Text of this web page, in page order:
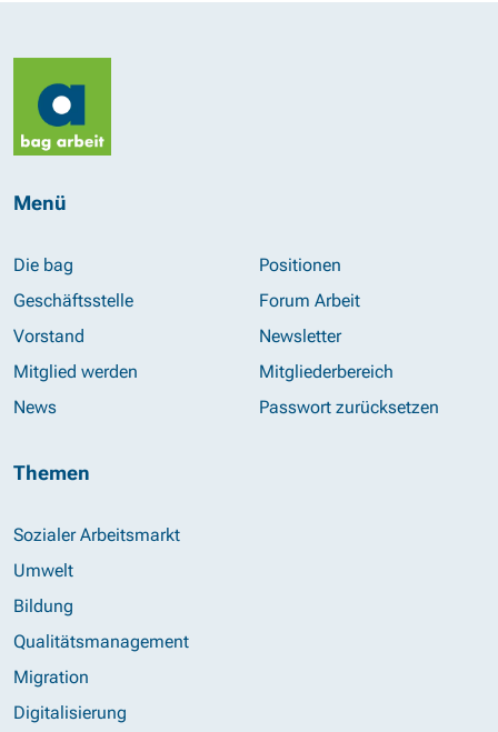
Menü
Die bag
Geschäftsstelle
Vorstand
Mitglied werden
News
Positionen
Forum Arbeit
Newsletter
Mitgliederbereich
Passwort zurücksetzen
Themen
Sozialer Arbeitsmarkt
Umwelt
Bildung
Qualitätsmanagement
Migration
Digitalisierung